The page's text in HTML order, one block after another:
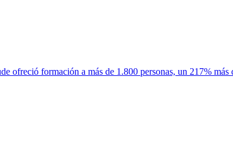
ofreció formación a más de 1.800 personas, un 217% más